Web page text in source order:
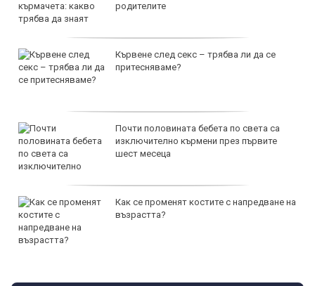
родителите
Кървене след секс – трябва ли да се
притесняваме?
Почти половината бебета по света са
изключително кърмени през първите
шест месеца
Как се променят костите с напредване на
възрастта?